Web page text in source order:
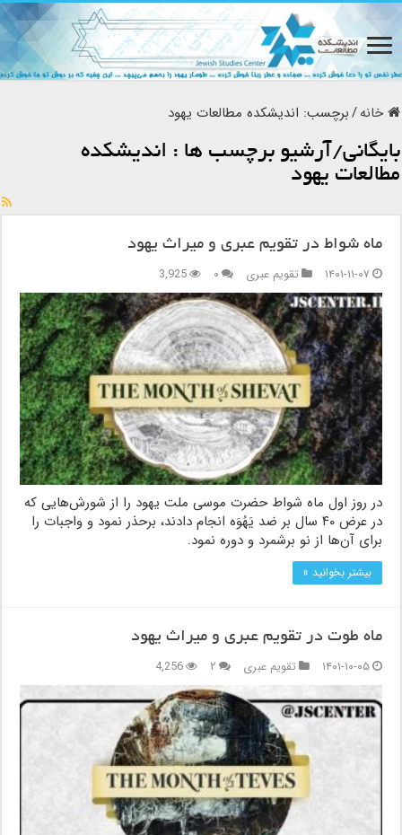
خانه/برچسب: اندیشکده مطالعات یهود
بایگانی/آرشیو برچسب ها : اندیشکده
مطالعات یهود
ماه شواط در تقویم عبری و میراث یهود
۱۴۰۱-۱۱-۰۷
تقویم عبری ۰ 3,925
در روز اول ماه شواط حضرت موسی ملت یهود را از شورش‌هایی که
در عرض ۴۰ سال بر ضد یَهُوَه انجام دادند، برحذر نمود و واجبات را
برای آن‌ها از نو برشمرد و دوره نمود.
بیشتر بخوانید »
ماه طوت در تقویم عبری و میراث یهود
۱۴۰۱-۱۰-۰۵
تقویم عبری ۲ 4,256